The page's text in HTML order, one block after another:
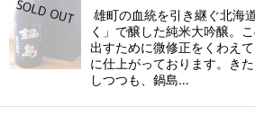
雄町の血統を引き継ぐ北海
く」で醸した純米大吟醸。
出すために微修正をくわえ
に仕上がっております。き
しつつも、鍋島…